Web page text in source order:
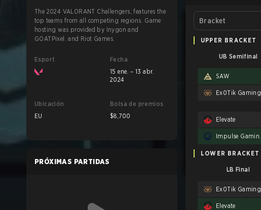
The 2024 VALORANT Challengers, features the
top teams from all competing regions. Game
hosting was provided by Inygon and
GOATPixel. and Riot Games.
Esport
Fecha
15 ene. – 13 abr.
2024
Ubicación
EU
Bolsa de premios
$8,700
PRÓXIMAS PARTIDAS
Bracket
UPPER BRACKET
UB Semifinal
SAW
Ex0Tik Gaming
Elevate
LOWER BRACKET
LB Final
Ex0Tik Gaming
Elevate